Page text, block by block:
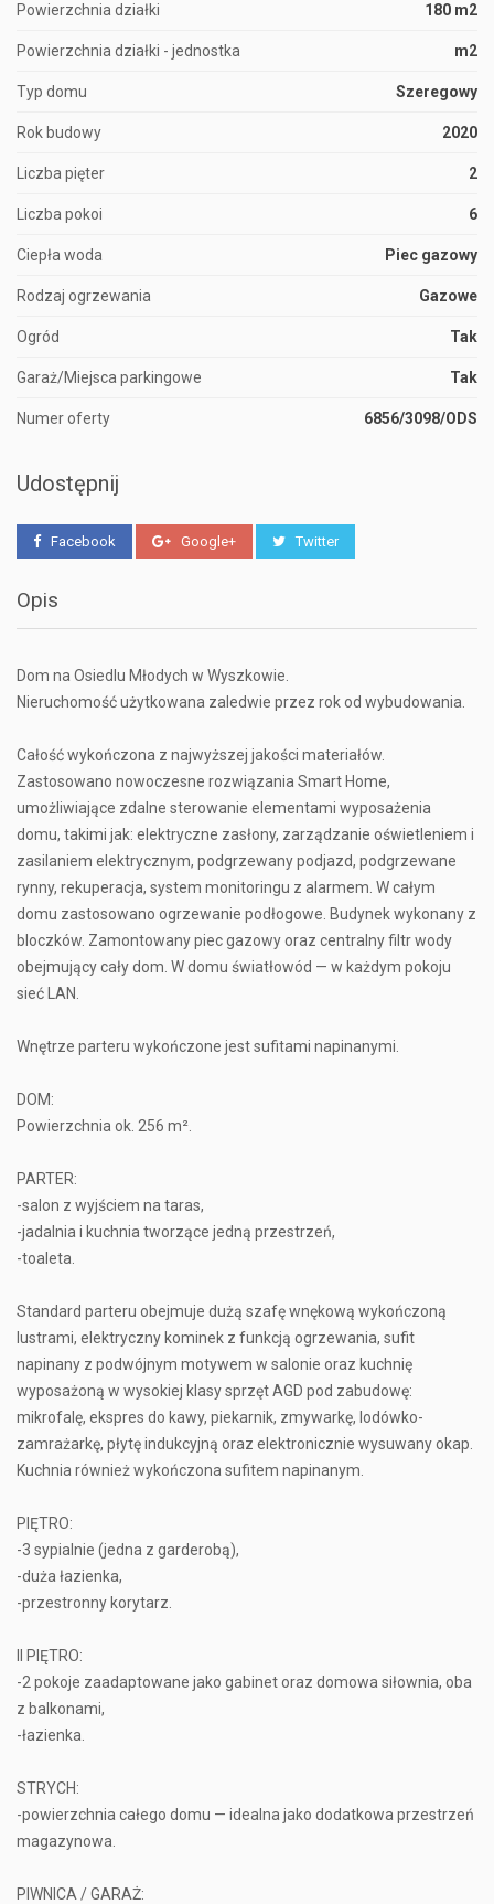
Powierzchnia działki 180 m2
Powierzchnia działki - jednostka m2
Typ domu Szeregowy
Rok budowy 2020
Liczba pięter 2
Liczba pokoi 6
Ciepła woda Piec gazowy
Rodzaj ogrzewania Gazowe
Ogród Tak
Garaż/Miejsca parkingowe Tak
Numer oferty 6856/3098/ODS
Udostępnij
Facebook Google+ Twitter
Opis
Dom na Osiedlu Młodych w Wyszkowie.
Nieruchomość użytkowana zaledwie przez rok od wybudowania.
Całość wykończona z najwyższej jakości materiałów.
Zastosowano nowoczesne rozwiązania Smart Home,
umożliwiające zdalne sterowanie elementami wyposażenia
domu, takimi jak: elektryczne zasłony, zarządzanie oświetleniem i
zasilaniem elektrycznym, podgrzewany podjazd, podgrzewane
rynny, rekuperacja, system monitoringu z alarmem. W całym
domu zastosowano ogrzewanie podłogowe. Budynek wykonany z
bloczków. Zamontowany piec gazowy oraz centralny filtr wody
obejmujący cały dom. W domu światłowód — w każdym pokoju
sieć LAN.
Wnętrze parteru wykończone jest sufitami napinanymi.
DOM:
Powierzchnia ok. 256 m².
PARTER:
-salon z wyjściem na taras,
-jadalnia i kuchnia tworzące jedną przestrzeń,
-toaleta.
Standard parteru obejmuje dużą szafę wnękową wykończoną
lustrami, elektryczny kominek z funkcją ogrzewania, sufit
napinany z podwójnym motywem w salonie oraz kuchnię
wyposażoną w wysokiej klasy sprzęt AGD pod zabudowę:
mikrofalę, ekspres do kawy, piekarnik, zmywarkę, lodówko-
zamrażarkę, płytę indukcyjną oraz elektronicznie wysuwany okap.
Kuchnia również wykończona sufitem napinanym.
PIĘTRO:
-3 sypialnie (jedna z garderobą),
-duża łazienka,
-przestronny korytarz.
II PIĘTRO:
-2 pokoje zaadaptowane jako gabinet oraz domowa siłownia, oba
z balkonami,
-łazienka.
STRYCH:
-powierzchnia całego domu — idealna jako dodatkowa przestrzeń
magazynowa.
PIWNICA / GARAŻ: